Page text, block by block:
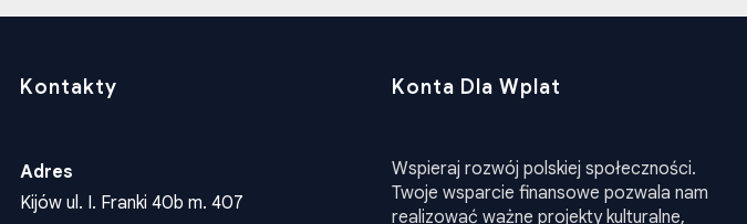
Kontakty
Adres
Kijów ul. I. Franki 40b m. 407
Konta Dla Wplat
Wspieraj rozwój polskiej społeczności.
Twoje wsparcie finansowe pozwala nam
realizować ważne projekty kulturalne,